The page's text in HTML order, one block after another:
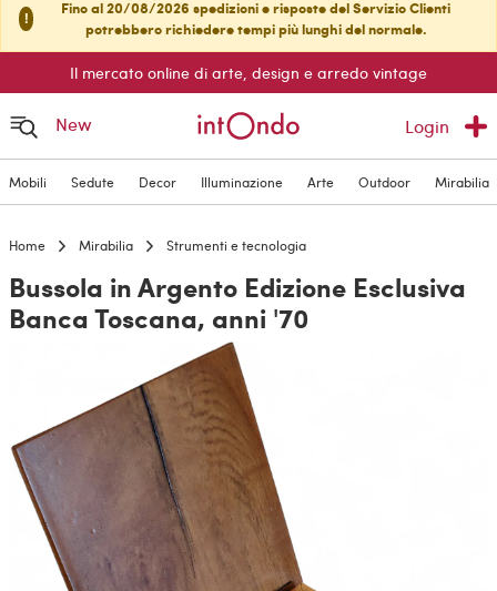
!
Fino al 20/08/2026 spedizioni e risposte del Servizio Clienti
potrebbero richiedere tempi più lunghi del normale.
Il mercato online di arte, design e arredo vintage
New Login
Mobili Sedute Decor Illuminazione Arte Outdoor Mirabilia
Home Mirabilia Strumenti e tecnologia
Bussola in Argento Edizione Esclusiva
Banca Toscana, anni '70